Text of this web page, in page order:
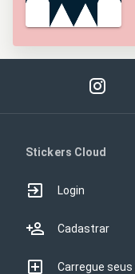
Stickers Cloud
Login
Cadastrar
Carregue